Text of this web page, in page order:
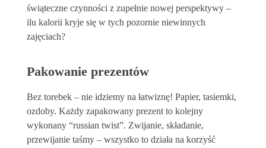
świąteczne czynności z zupełnie nowej perspektywy –
ilu kalorii kryje się w tych pozornie niewinnych
zajęciach?
Pakowanie prezentów
Bez torebek – nie idziemy na łatwiznę! Papier, tasiemki,
ozdoby. Każdy zapakowany prezent to kolejny
wykonany “russian twist”. Zwijanie, składanie,
przewijanie taśmy – wszystko to działa na korzyść